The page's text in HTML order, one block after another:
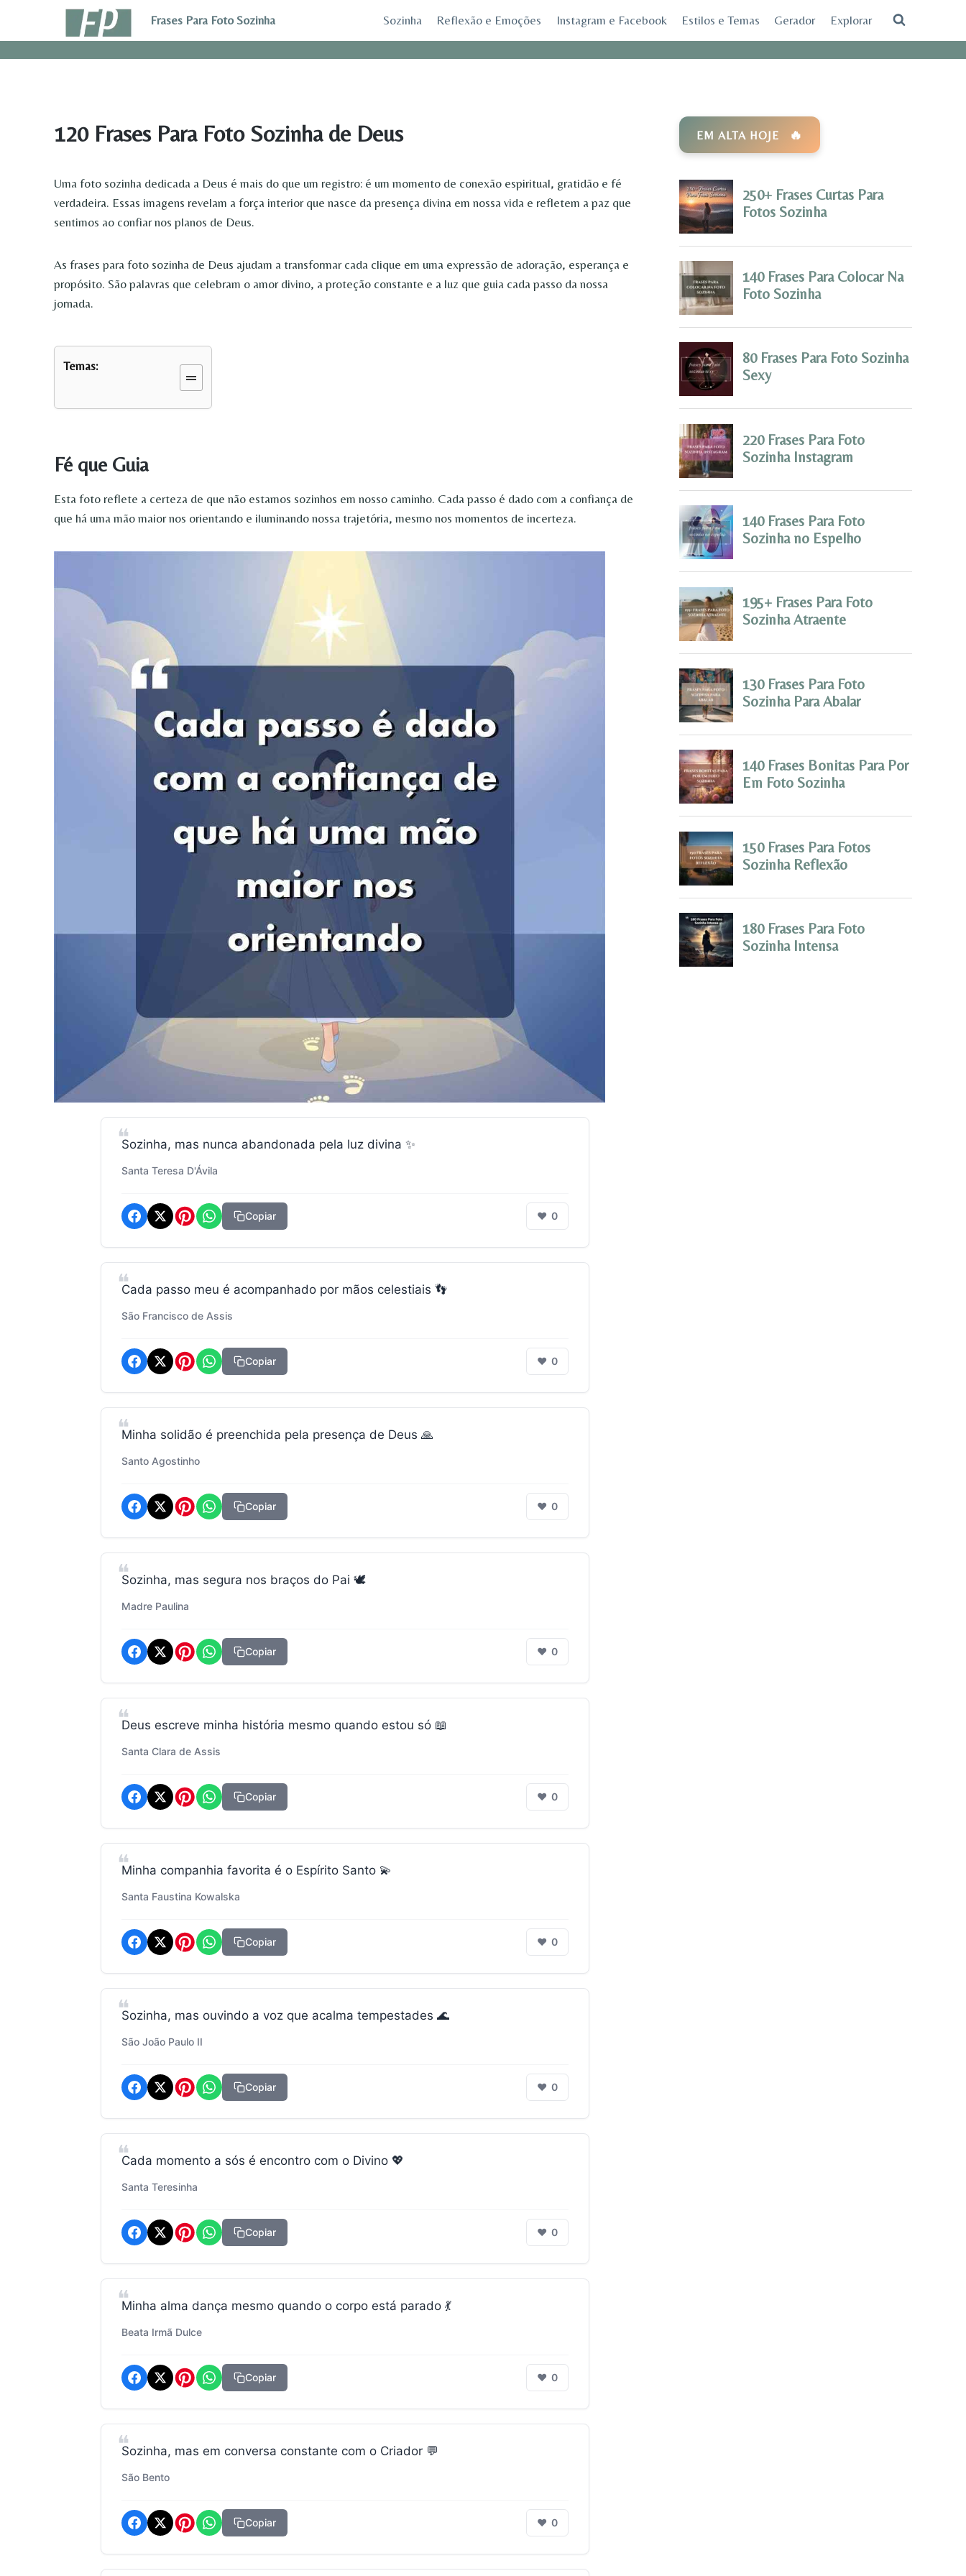
Frases Para Foto Sozinha Sozinha Reflexão e Emoções Instagram e Facebook Estilos e Temas Gerador Explorar
120 Frases Para Foto Sozinha de Deus
Uma foto sozinha dedicada a Deus é mais do que um registro: é um momento de conexão espiritual, gratidão e fé
verdadeira. Essas imagens revelam a força interior que nasce da presença divina em nossa vida e refletem a paz que
sentimos ao confiar nos planos de Deus.
As frases para foto sozinha de Deus ajudam a transformar cada clique em uma expressão de adoração, esperança e
propósito. São palavras que celebram o amor divino, a proteção constante e a luz que guia cada passo da nossa
jornada.
Temas:
Fé que Guia
Esta foto reflete a certeza de que não estamos sozinhos em nosso caminho. Cada passo é dado com a confiança de
que há uma mão maior nos orientando e iluminando nossa trajetória, mesmo nos momentos de incerteza.
Sozinha, mas nunca abandonada pela luz divina ✨
Santa Teresa D'Ávila
Copiar ❤ 0
Cada passo meu é acompanhado por mãos celestiais 👣
São Francisco de Assis
Copiar ❤ 0
Minha solidão é preenchida pela presença de Deus 🙏
Santo Agostinho
Copiar ❤ 0
Sozinha, mas segura nos braços do Pai 🕊️
Madre Paulina
Copiar ❤ 0
Deus escreve minha história mesmo quando estou só 📖
Santa Clara de Assis
Copiar ❤ 0
Minha companhia favorita é o Espírito Santo 💫
Santa Faustina Kowalska
Copiar ❤ 0
Sozinha, mas ouvindo a voz que acalma tempestades 🌊
São João Paulo II
Copiar ❤ 0
Cada momento a sós é encontro com o Divino 💖
Santa Teresinha
Copiar ❤ 0
Minha alma dança mesmo quando o corpo está parado 💃
Beata Irmã Dulce
Copiar ❤ 0
Sozinha, mas em conversa constante com o Criador 💬
São Bento
Copiar ❤ 0
EM ALTA HOJE